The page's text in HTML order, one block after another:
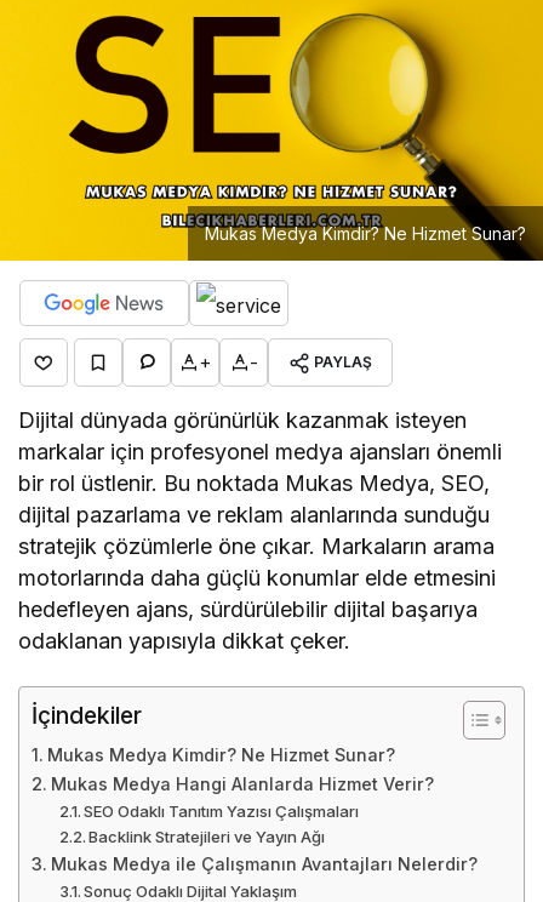
Mukas Medya Kimdir? Ne Hizmet Sunar?
+ - PAYLAŞ
Dijital dünyada görünürlük kazanmak isteyen
markalar için profesyonel medya ajansları önemli
bir rol üstlenir. Bu noktada Mukas Medya, SEO,
dijital pazarlama ve reklam alanlarında sunduğu
stratejik çözümlerle öne çıkar. Markaların arama
motorlarında daha güçlü konumlar elde etmesini
hedefleyen ajans, sürdürülebilir dijital başarıya
odaklanan yapısıyla dikkat çeker.
İçindekiler
Mukas Medya Kimdir? Ne Hizmet Sunar?
Mukas Medya Hangi Alanlarda Hizmet Verir?
SEO Odaklı Tanıtım Yazısı Çalışmaları
Backlink Stratejileri ve Yayın Ağı
Mukas Medya ile Çalışmanın Avantajları Nelerdir?
Sonuç Odaklı Dijital Yaklaşım